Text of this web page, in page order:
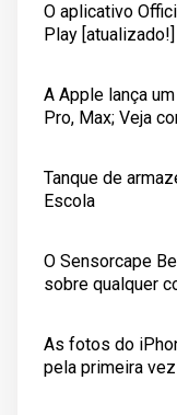
O aplicativo
Play [atualizado!]
A Apple lança
Pro, Max; Veja
Tanque de
Escola
O Sensorcape
sobre qualquer
As fotos do
pela primeira vez